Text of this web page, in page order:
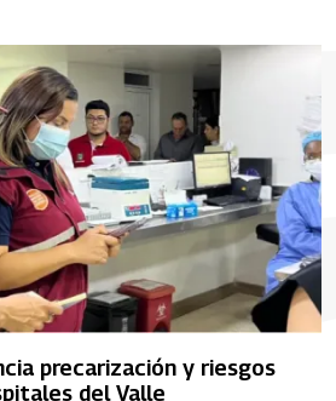
precarización y riesgos
del Valle